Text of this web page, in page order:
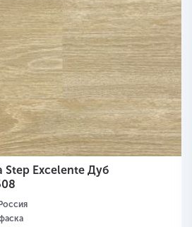
Step Excelente Дуб
Россия